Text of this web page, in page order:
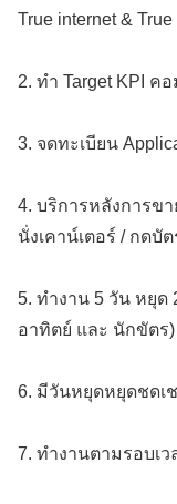
True internet &
2. ทำ Target KPI ค
3. จดทะเบียน
4. บริการหลังการขา
นั่งเคาน์เตอร์ / กด
5. ทำงาน 5 วัน หยุด
อาทิตย์ และ นักขัตร)
6. มีวันหยุดหยุดชดเ
7. ทำงานตามรอบเ